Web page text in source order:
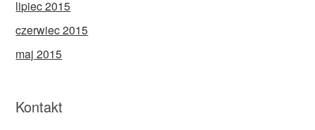
lipiec 2015
czerwiec 2015
maj 2015
Kontakt